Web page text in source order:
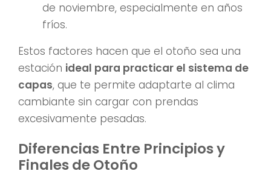
de noviembre, especialmente en años
fríos.
Estos factores hacen que el otoño sea una
estación ideal para practicar el sistema de
capas, que te permite adaptarte al clima
cambiante sin cargar con prendas
excesivamente pesadas.
Diferencias Entre Principios y
Finales de Otoño